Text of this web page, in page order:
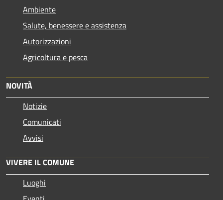
Ambiente
Salute, benessere e assistenza
Autorizzazioni
Agricoltura e pesca
NOVITÀ
Notizie
Comunicati
Avvisi
VIVERE IL COMUNE
Luoghi